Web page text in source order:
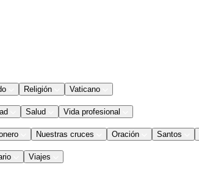
Religión Vaticano
Salud Vida profesional
Nuestras cruces Oración Santos
Viajes